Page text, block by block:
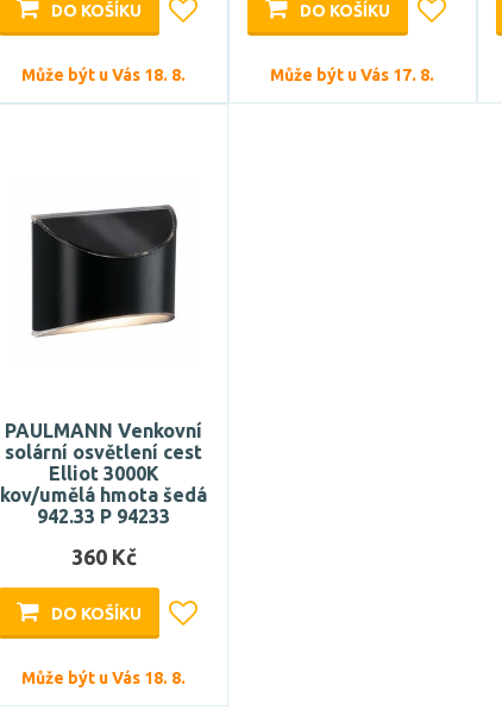
DO KOŠÍKU
Může být u Vás 18. 8.
DO KOŠÍKU
Může být u Vás 17. 8.
PAULMANN Venkovní
solární osvětlení cest
Elliot 3000K
kov/umělá hmota šedá
942.33 P 94233
360 Kč
DO KOŠÍKU
Může být u Vás 18. 8.